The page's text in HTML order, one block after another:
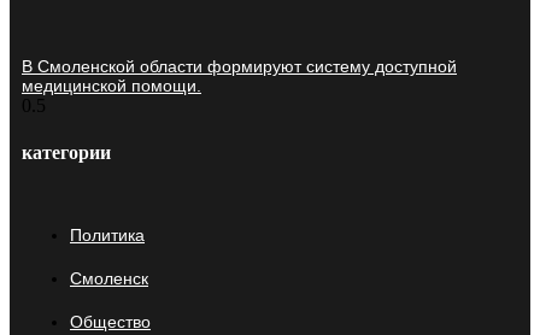
В Смоленской области формируют систему доступной
медицинской помощи.
категории
Политика
Смоленск
Общество